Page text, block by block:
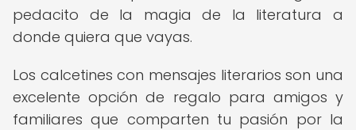
pedacito de la magia de la literatura a
donde quiera que vayas.
Los calcetines con mensajes literarios son una
excelente opción de regalo para amigos y
familiares que comparten tu pasión por la